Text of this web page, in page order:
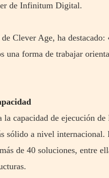
de Infinitum Digital.
Clever Age, ha
una forma de trabajar
la capacidad de ejecución
sólido a nivel internacional.
de 40 soluciones, entre